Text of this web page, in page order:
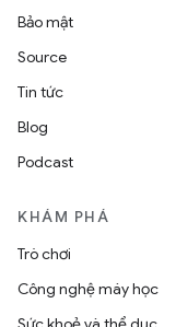
Bảo mật
Source
Tin tức
Blog
Podcast
KHÁM PHÁ
Trò chơi
Công nghệ máy học